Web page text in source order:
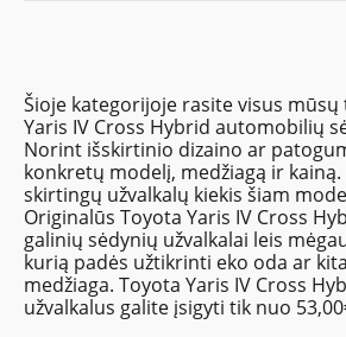
Šioje kategorijoje rasite visus
Yaris IV Cross Hybrid automobilių
Norint išskirtinio dizaino ar
konkretų modelį, medžiagą ir
skirtingų užvalkalų kiekis šiam
Originalūs Toyota Yaris IV Cross
galinių sėdynių užvalkalai leis
kurią padės užtikrinti eko oda ar
medžiaga. Toyota Yaris IV Cross
užvalkalus galite įsigyti tik nuo